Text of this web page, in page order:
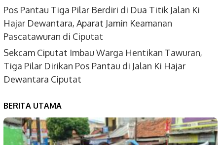
Pos Pantau Tiga Pilar Berdiri di Dua Titik Jalan Ki
Hajar Dewantara, Aparat Jamin Keamanan
Pascatawuran di Ciputat
Sekcam Ciputat Imbau Warga Hentikan Tawuran,
Tiga Pilar Dirikan Pos Pantau di Jalan Ki Hajar
Dewantara Ciputat
BERITA UTAMA